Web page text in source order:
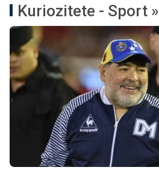
Kuriozitete - Sport »